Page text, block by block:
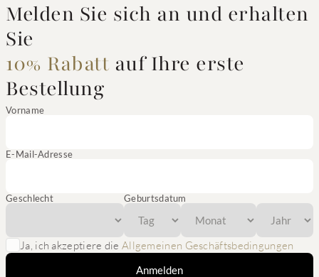
Melden Sie sich an und erhalten
Sie
10% Rabatt auf Ihre erste
Bestellung
Vorname
E-Mail-Adresse
Geschlecht Geburtsdatum
Ja, ich akzeptiere die Allgemeinen Geschäftsbedingungen
Anmelden